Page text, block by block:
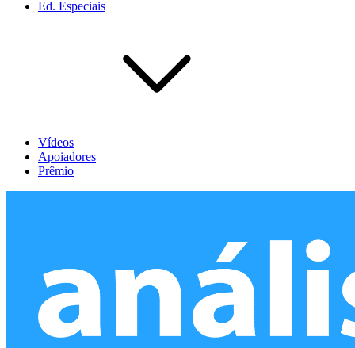
Ed. Especiais
Vídeos
Apoiadores
Prêmio